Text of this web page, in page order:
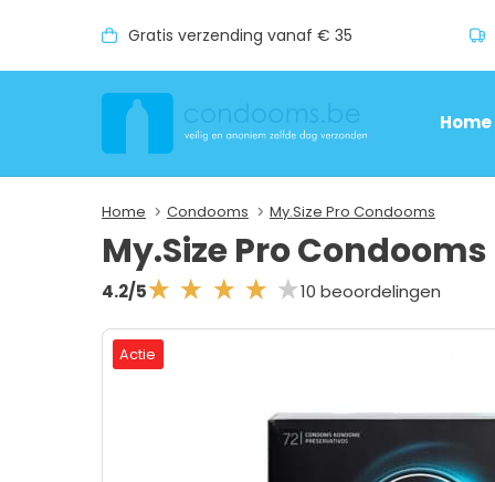
Gratis verzending vanaf € 35
Home
Home Condooms My.Size Pro Condooms
My.Size Pro
4.2/5 10 beoordelingen
Actie